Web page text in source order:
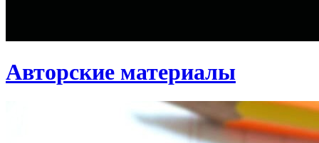
Авторские материалы